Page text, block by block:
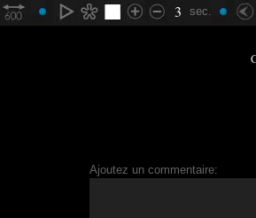
3 sec.
Ajoutez un commentaire: